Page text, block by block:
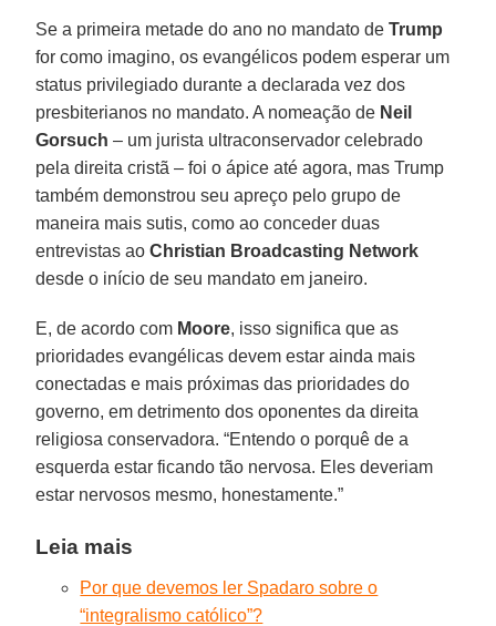
Se a primeira metade do ano no mandato deTrump
for como imagino, os evangélicos podem esperar um
status privilegiado durante a declarada vez dos
presbiterianos no mandato. A nomeação de Neil
Gorsuch – um jurista ultraconservador celebrado
pela direita cristã – foi o ápice até agora, mas Trump
também demonstrou seu apreço pelo grupo de
maneira mais sutis, como ao conceder duas
entrevistas ao Christian Broadcasting Network
desde o início de seu mandato em janeiro.
E, de acordo com Moore, isso significa que as
prioridades evangélicas devem estar ainda mais
conectadas e mais próximas das prioridades do
governo, em detrimento dos oponentes da direita
religiosa conservadora. “Entendo o porquê de a
esquerda estar ficando tão nervosa. Eles deveriam
estar nervosos mesmo, honestamente.”
Leia mais
Por que devemos ler Spadaro sobre o
“integralismo católico”?